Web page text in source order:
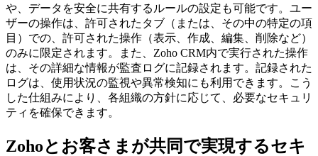
や、データを安全に共有するルールの設定も可能です。ユー
ザーの操作は、許可されたタブ（または、その中の特定の項
目）での、許可された操作（表示、作成、編集、削除など）
のみに限定されます。また、Zoho CRM内で実行された操作
は、その詳細な情報が監査ログに記録されます。記録された
ログは、使用状況の監視や異常検知にも利用できます。こう
した仕組みにより、各組織の方針に応じて、必要なセキュリ
ティを確保できます。
Zohoとお客さまが共同で実現するセキ